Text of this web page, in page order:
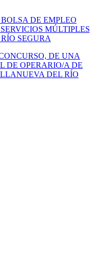
DE EMPLEO
MÚLTIPLES
SEGURA
DE UNA
DE OPERARIO/A DE
DEL RÍO